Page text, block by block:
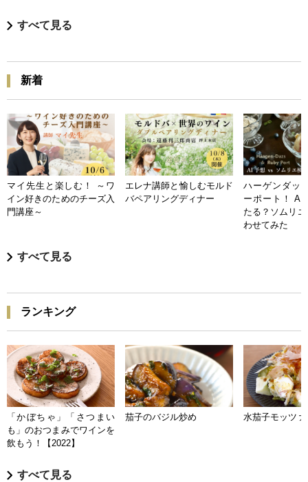
すべて見る
新着
マイ先生と楽しむ！ ～ワ
イン好きのためのチーズ入
門講座～
エレナ講師と愉しむモルド
バペアリングディナー
ハーゲンダッ
ーポート！ AI
たる？ソムリ
わせてみた
すべて見る
ランキング
「かぼちゃ」「さつまい
も」のおつまみでワインを
飲もう！【2022】
茄子のバジル炒め 水茄子モッツァ
すべて見る